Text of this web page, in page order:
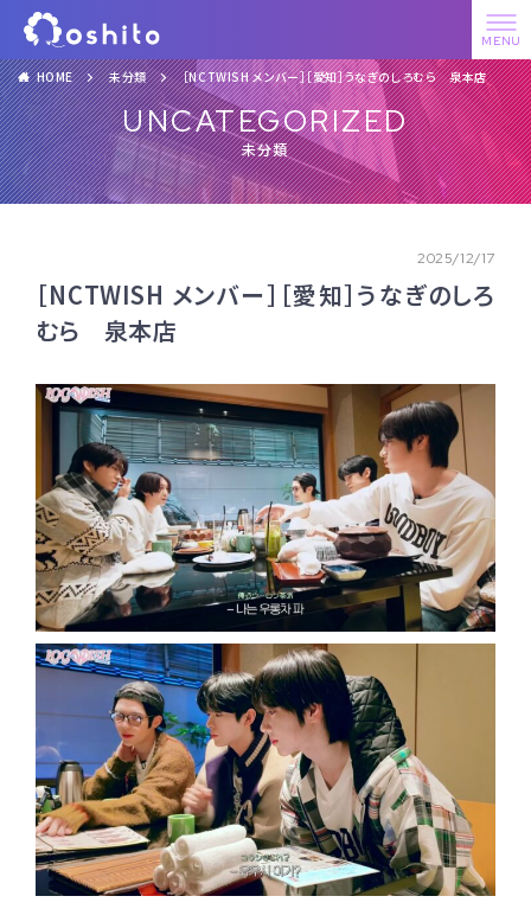
HOME 未分類 ［NCTWISH メンバー］［愛知］うなぎのしろむら 泉本店
UNCATEGORIZED
未分類
2025/12/17
［NCTWISH メンバー］［愛知］うなぎのしろ
むら 泉本店